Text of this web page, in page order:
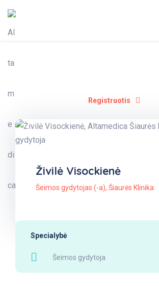
Registruotis
Živilė Visockienė
Šeimos gydytojas (-a), Šiaurės Klinika
Specialybė
Šeimos gydytoja